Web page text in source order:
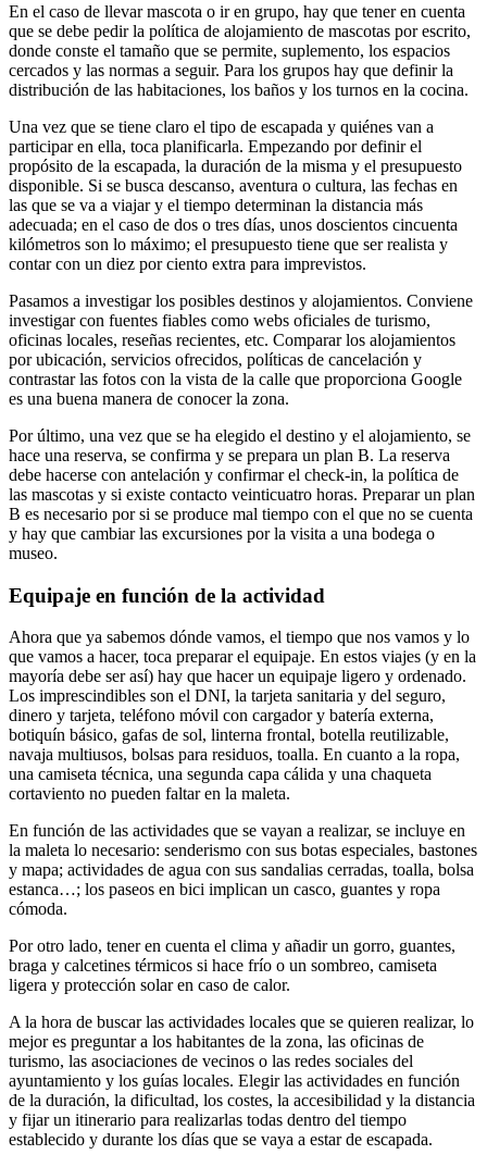
En el caso de llevar mascota o ir en grupo, hay que tener en cuenta
que se debe pedir la política de alojamiento de mascotas por escrito,
donde conste el tamaño que se permite, suplemento, los espacios
cercados y las normas a seguir. Para los grupos hay que definir la
distribución de las habitaciones, los baños y los turnos en la cocina.
Una vez que se tiene claro el tipo de escapada y quiénes van a
participar en ella, toca planificarla. Empezando por definir el
propósito de la escapada, la duración de la misma y el presupuesto
disponible. Si se busca descanso, aventura o cultura, las fechas en
las que se va a viajar y el tiempo determinan la distancia más
adecuada; en el caso de dos o tres días, unos doscientos cincuenta
kilómetros son lo máximo; el presupuesto tiene que ser realista y
contar con un diez por ciento extra para imprevistos.
Pasamos a investigar los posibles destinos y alojamientos. Conviene
investigar con fuentes fiables como webs oficiales de turismo,
oficinas locales, reseñas recientes, etc. Comparar los alojamientos
por ubicación, servicios ofrecidos, políticas de cancelación y
contrastar las fotos con la vista de la calle que proporciona Google
es una buena manera de conocer la zona.
Por último, una vez que se ha elegido el destino y el alojamiento, se
hace una reserva, se confirma y se prepara un plan B. La reserva
debe hacerse con antelación y confirmar el check-in, la política de
las mascotas y si existe contacto veinticuatro horas. Preparar un plan
B es necesario por si se produce mal tiempo con el que no se cuenta
y hay que cambiar las excursiones por la visita a una bodega o
museo.
Equipaje en función de la actividad
Ahora que ya sabemos dónde vamos, el tiempo que nos vamos y lo
que vamos a hacer, toca preparar el equipaje. En estos viajes (y en la
mayoría debe ser así) hay que hacer un equipaje ligero y ordenado.
Los imprescindibles son el DNI, la tarjeta sanitaria y del seguro,
dinero y tarjeta, teléfono móvil con cargador y batería externa,
botiquín básico, gafas de sol, linterna frontal, botella reutilizable,
navaja multiusos, bolsas para residuos, toalla. En cuanto a la ropa,
una camiseta técnica, una segunda capa cálida y una chaqueta
cortaviento no pueden faltar en la maleta.
En función de las actividades que se vayan a realizar, se incluye en
la maleta lo necesario: senderismo con sus botas especiales, bastones
y mapa; actividades de agua con sus sandalias cerradas, toalla, bolsa
estanca…; los paseos en bici implican un casco, guantes y ropa
cómoda.
Por otro lado, tener en cuenta el clima y añadir un gorro, guantes,
braga y calcetines térmicos si hace frío o un sombreo, camiseta
ligera y protección solar en caso de calor.
A la hora de buscar las actividades locales que se quieren realizar, lo
mejor es preguntar a los habitantes de la zona, las oficinas de
turismo, las asociaciones de vecinos o las redes sociales del
ayuntamiento y los guías locales. Elegir las actividades en función
de la duración, la dificultad, los costes, la accesibilidad y la distancia
y fijar un itinerario para realizarlas todas dentro del tiempo
establecido y durante los días que se vaya a estar de escapada.